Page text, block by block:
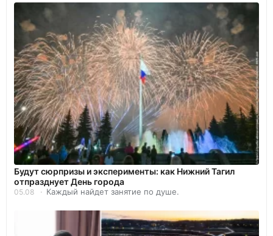
Будут сюрпризы и эксперименты: как Нижний Тагил
отпразднует День города
05.08 Каждый найдет занятие по душе.